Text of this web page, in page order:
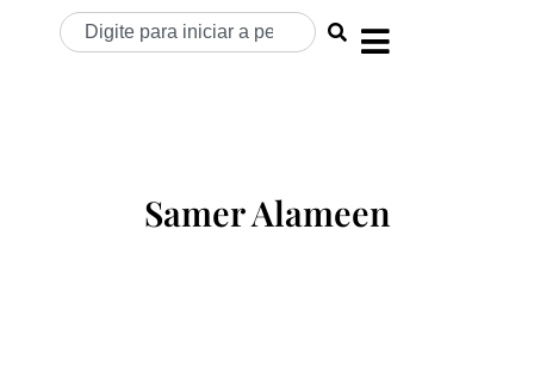
Samer Alameen